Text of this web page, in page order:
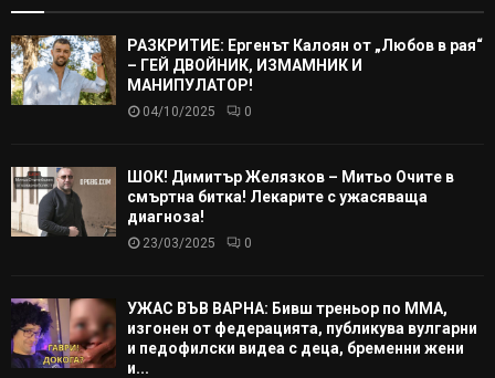
РАЗКРИТИЕ: Ергенът Калоян от „Любов в рая“
– ГЕЙ ДВОЙНИК, ИЗМАМНИК И
МАНИПУЛАТОР!
04/10/2025 0
ШОК! Димитър Желязков – Митьо Очите в
смъртна битка! Лекарите с ужасяваща
диагноза!
23/03/2025 0
УЖАС ВЪВ ВАРНА: Бивш треньор по ММА,
изгонен от федерацията, публикува вулгарни
и педофилски видеа с деца, бременни жени
и...